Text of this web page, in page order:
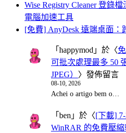
Wise Registry Cleaner 登錄
電腦加速工具
[免費] AnyDesk 遠端桌面：
「 happymod 」於〈
可批次處理最多 50
JPEG） 〉發佈留言
08-10, 2026
Achei o artigo bem o…
「 ben 」於〈[下載]
WinRAR 的免費壓